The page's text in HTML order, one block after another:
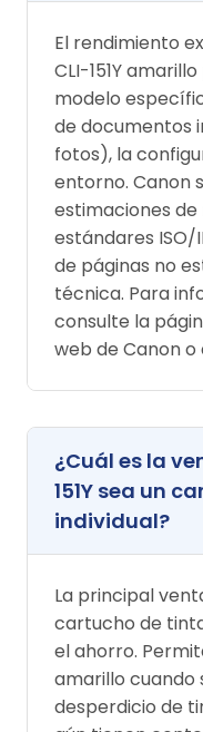
El rendimiento
CLI-151Y
modelo
de documentos
fotos), la
entorno. Canon
estimaciones
estándares
de páginas no
técnica. Para
consulte la
web de Canon o
¿Cuál es la
151Y sea un
individual?
La principal
cartucho de
el ahorro.
amarillo cuando
desperdicio de